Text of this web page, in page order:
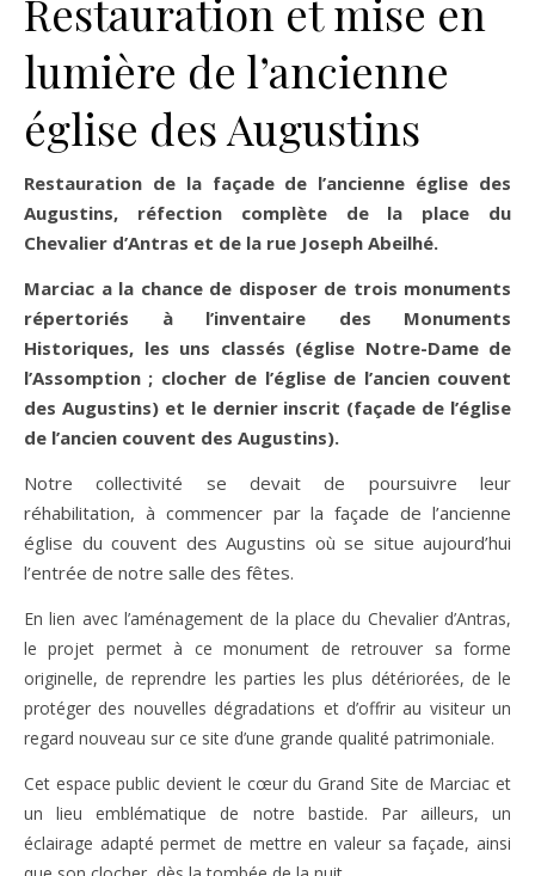
Restauration et mise en
lumière de l’ancienne
église des Augustins
Restauration de la façade de l’ancienne église des
Augustins, réfection complète de la place du
Chevalier d’Antras et de la rue Joseph Abeilhé.
Marciac a la chance de disposer de trois monuments
répertoriés à l’inventaire des Monuments
Historiques, les uns classés (église Notre-Dame de
l’Assomption ; clocher de l’église de l’ancien couvent
des Augustins) et le dernier inscrit (façade de l’église
de l’ancien couvent des Augustins).
Notre collectivité se devait de poursuivre leur
réhabilitation, à commencer par la façade de l’ancienne
église du couvent des Augustins où se situe aujourd’hui
l’entrée de notre salle des fêtes.
En lien avec l’aménagement de la place du Chevalier d’Antras,
le projet permet à ce monument de retrouver sa forme
originelle, de reprendre les parties les plus détériorées, de le
protéger des nouvelles dégradations et d’offrir au visiteur un
regard nouveau sur ce site d’une grande qualité patrimoniale.
Cet espace public devient le cœur du Grand Site de Marciac et
un lieu emblématique de notre bastide. Par ailleurs, un
éclairage adapté permet de mettre en valeur sa façade, ainsi